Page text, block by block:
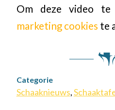
Om deze video te
marketing cookies te
Categorie
Schaaknieuws,